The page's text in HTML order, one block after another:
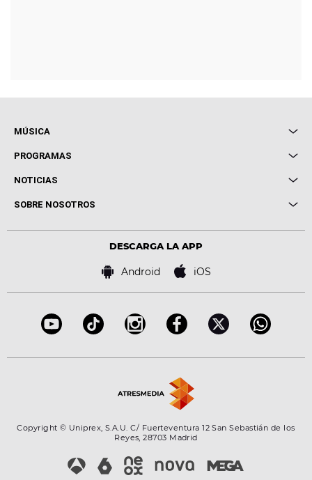
MÚSICA
Local de Ensayo Europa FM
Conciertos
PROGRAMAS
Cuerpos especiales
Locutores Europa FM
NOTICIAS
Cine y Televisión
Virales
SOBRE NOSOTROS
Bases de concursos
DESCARGA LA APP
Android iOS
Copyright © Uniprex, S.A.U. C/ Fuerteventura 12 San Sebastián de los
Reyes, 28703 Madrid